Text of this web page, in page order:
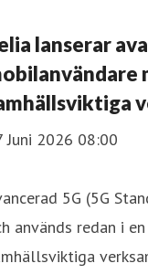
lanserar
Juni 2026 08:00
5G (5G
används redan i